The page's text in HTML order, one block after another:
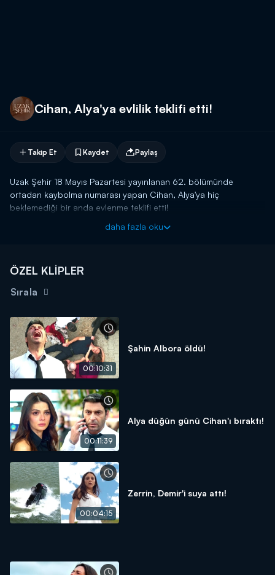
Cihan, Alya'ya evlilik teklifi etti!
Takip Et Kaydet Paylaş
Uzak Şehir 18 Mayıs Pazartesi yayınlanan 62. bölümünde
ortadan kaybolma numarası yapan Cihan, Alya'ya hiç
beklemediği bir anda evlenme teklifi etti!
Uzak Şehir yeni bölümleriyle pazartesi akşamları Kanal D'de!
daha fazla oku
ÖZEL KLİPLER
Sırala
00:10:31
Şahin Albora öldü!
00:11:39
Alya düğün günü Cihan'ı bıraktı!
00:04:15
Zerrin, Demir'i suya attı!